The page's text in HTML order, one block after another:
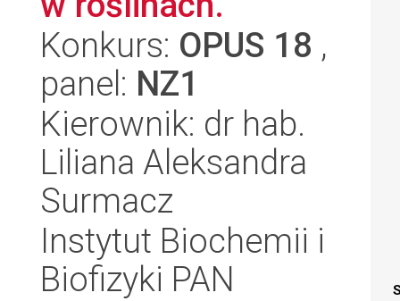
Konkurs: OPUS 18 ,
panel: NZ1
Kierownik: dr hab.
Liliana Aleksandra
Surmacz
Instytut Biochemii i
Biofizyki PAN